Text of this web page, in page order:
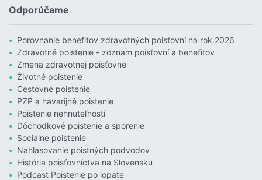
Odporúčame
Porovnanie benefitov zdravotných poisťovní na rok 2026
Zdravotné poistenie - zoznam poisťovní a benefitov
Zmena zdravotnej poisťovne
Životné poistenie
Cestovné poistenie
PZP a havarijné poistenie
Poistenie nehnuteľnosti
Dôchodkové poistenie a sporenie
Sociálne poistenie
Nahlasovanie poistných podvodov
História poisťovníctva na Slovensku
Podcast Poistenie po lopate